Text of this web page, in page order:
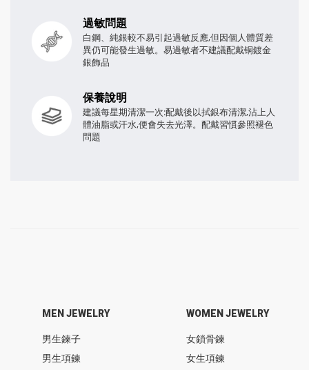
過敏問題
白鋼、純銀較不易引起過敏反應,但因個人體質差
異仍可能發生過敏。易過敏者不建議配戴铜鍍金
銀飾品
保養說明
建議每星期清潔一次:配戴後以拭銀布清潔,沾上人
體油脂或汗水,便會失去光澤。配戴習慣參照褪色
問題
MEN JEWELRY
男生鍊子
男生項鍊
WOMEN JEWELRY
女鎖骨鍊
女生項鍊